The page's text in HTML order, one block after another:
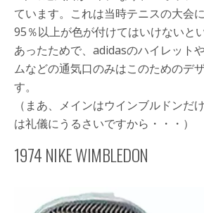
ています。これは当時テニスの大会
95％以上が色が付けてはいけないと
あったためで、adidasのハイレット
ムなどの通気口のみはこのためのデ
す。
（まあ、メインはウインブルドンだ
は礼儀にうるさいですから・・・）
1974 NIKE WIMBLEDON